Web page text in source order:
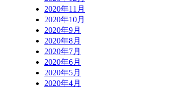
2020年11月
2020年10月
2020年9月
2020年8月
2020年7月
2020年6月
2020年5月
2020年4月